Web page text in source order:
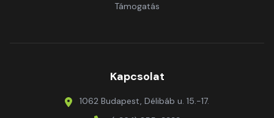
Támogatás
Kapcsolat
1062 Budapest, Délibáb u. 15.-17.